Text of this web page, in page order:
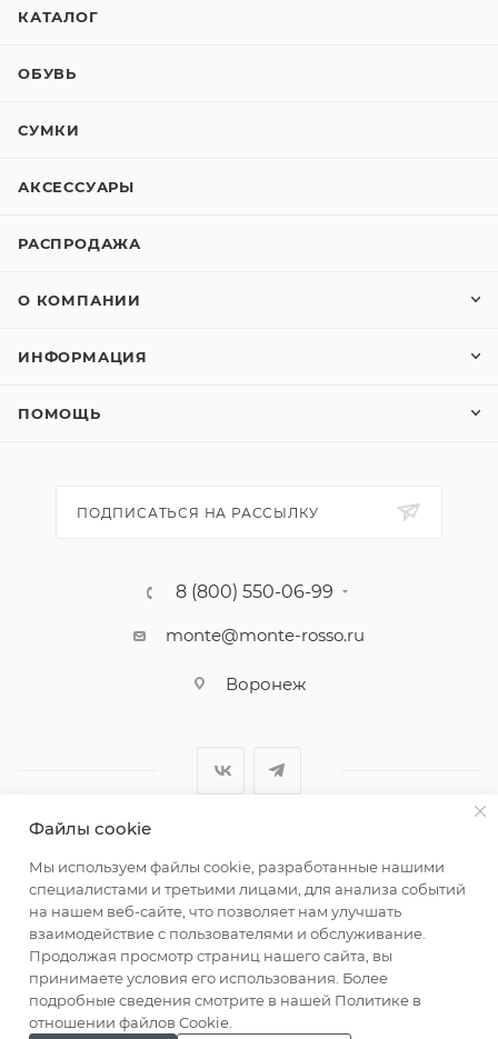
КАТАЛОГ
ОБУВЬ
СУМКИ
АКСЕССУАРЫ
РАСПРОДАЖА
О КОМПАНИИ
ИНФОРМАЦИЯ
ПОМОЩЬ
ПОДПИСАТЬСЯ НА РАССЫЛКУ
8 (800) 550-06-99
monte@monte-rosso.ru
Воронеж
женщин
Файлы cookie
Мы используем файлы cookie, разработанные нашими
специалистами и третьими лицами, для анализа событий
на нашем веб-сайте, что позволяет нам улучшать
взаимодействие с пользователями и обслуживание.
Продолжая просмотр страниц нашего сайта, вы
принимаете условия его использования. Более
подробные сведения смотрите в нашей Политике в
отношении файлов Cookie